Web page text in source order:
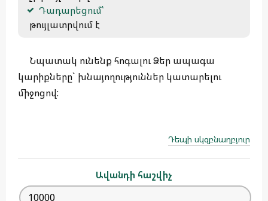
Դադարեցում՝
թույլատրվում է
Նպատակ ունենք հոգալու Ձեր ապագա
կարիքները` խնայողություններ կատարելու
միջոցով:
Դեպի սկզբնաղբյուր
Ավանդի հաշվիչ